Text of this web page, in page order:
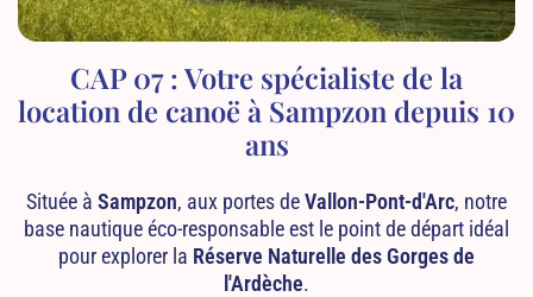
CAP 07 : Votre spécialiste de la
location de canoë à Sampzon depuis 10
ans
Située à Sampzon, aux portes de Vallon-Pont-d'Arc, notre
base nautique éco-responsable est le point de départ idéal
pour explorer la Réserve Naturelle des Gorges de
l'Ardèche.